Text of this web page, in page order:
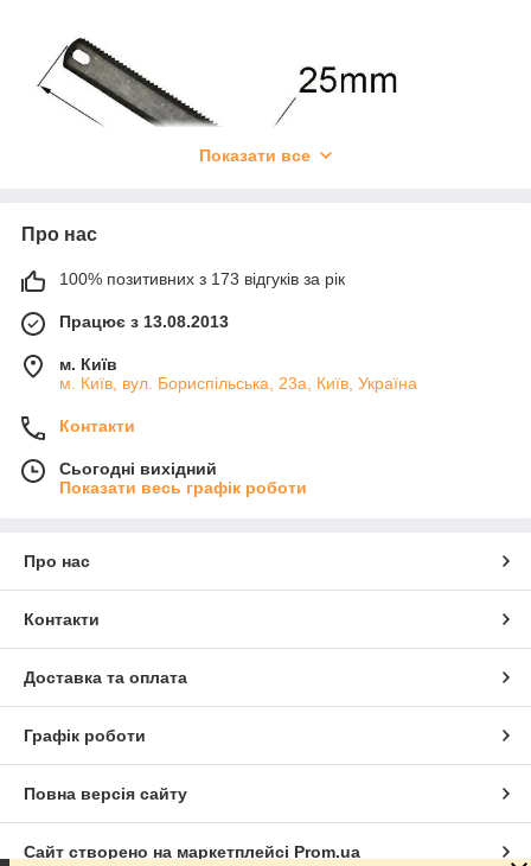
Показати все
Про нас
100% позитивних з 173 відгуків за рік
Працює з 13.08.2013
м. Київ
м. Київ, вул. Бориспільська, 23а, Київ, Україна
Контакти
Сьогодні вихідний
Показати весь графік роботи
Про нас
Контакти
Доставка та оплата
Графік роботи
Повна версія сайту
Сайт створено на маркетплейсі Prom.ua